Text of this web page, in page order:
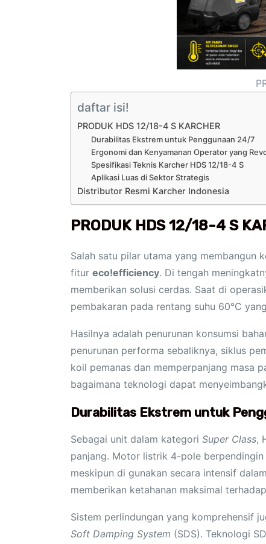
daftar isi!
PRODUK HDS 12/18-4 S KARCHER
Durabilitas Ekstrem untuk Penggunaan 24/7
Ergonomi dan Kenyamanan Operator yang
Spesifikasi Teknis Karcher HDS 12/18-4 S
Aplikasi Luas di Sektor Strategis
Distributor Resmi Karcher Indonesia
PRODUK HDS 12/18-4 S
Salah satu pilar utama yang membangun
fitur eco!efficiency. Di tengah
memberikan solusi cerdas. Saat di
pembakaran pada rentang suhu 60°C
Hasilnya adalah penurunan konsumsi
penurunan performa sebaliknya, siklus
koil pemanas dan memperpanjang masa
bagaimana teknologi dapat
Durabilitas Ekstrem untuk
Sebagai unit dalam kategori Super Class,
panjang. Motor listrik 4-pole berpendingin
meskipun di gunakan secara intensif
memberikan ketahanan maksimal
Sistem perlindungan yang komprehensif
Soft Damping System (SDS). Teknologi